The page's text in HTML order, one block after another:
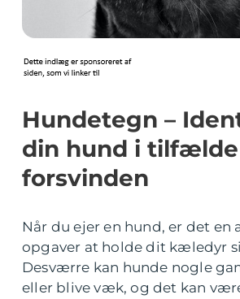
Hundetegn –
din hund i
forsvinden
Når du ejer en hund, er det en
opgaver at holde dit kæledyr
Desværre kan hunde nogle
eller blive væk, og det kan